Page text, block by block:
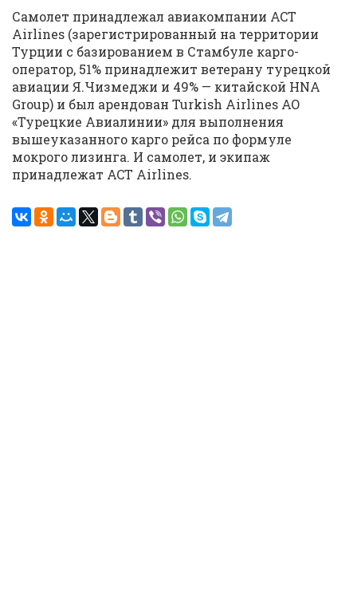
Самолет принадлежал авиакомпании ACT
Airlines (зарегистрированный на территории
Турции с базированием в Стамбуле карго-
оператор, 51% принадлежит ветерану турецкой
авиации Я.Чизмеджи и 49% — китайской HNA
Group) и был арендован Turkish Airlines АО
«Турецкие Авиалинии» для выполнения
вышеуказанного карго рейса по формуле
мокрого лизинга. И самолет, и экипаж
принадлежат ACT Airlines.